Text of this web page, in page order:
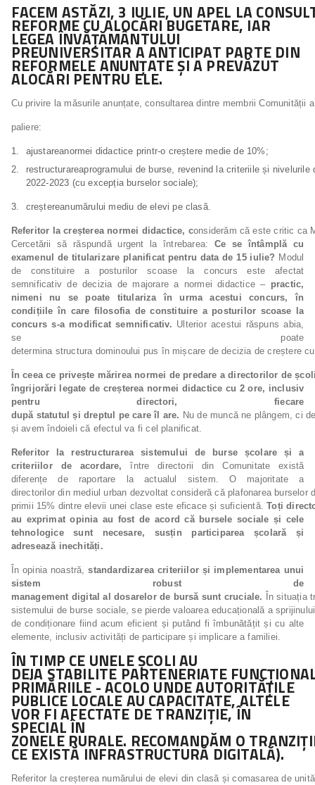
FACEM ASTĂZI, 3 IULIE, UN APEL LA
REFORME CUALOCĂRI BUGETARE, IAR
LEGEAÎNVĂȚĂMÂNTULUI
PREUNIVERSITAR AANTICIPAT PARTE DIN
REFORMELE ANUNȚATE ȘI A PREVĂZUT
ALOCĂRI PENTRU ELE.
Cu privire la măsurile anunțate, consultarea dintre membrii Comunității
paliere:
ajustareanormei didactice printr-o creștere medie de 10%;
restructurareaprogramului de burse, revenind la criteriile și nivelurile
2022-2023 (cu excepția burselor sociale);
creștereanumărului mediu de elevi pe clasă.
Referitor la creșterea normei didactice, considerăm că este critic ca
Cercetării să răspundă urgent la întrebarea: Ce se întâmplă cu
examenul de titularizare planificat pentru data de 15 iulie? Modul
de constituire a posturilor scoase la concurs este afectat
semnificativ de decizia de majorare a normei didactice – practic,
nimeni nu se poate titulariza
în urma acestui concurs,
în
condițiile în care filosofia de constituire a posturilor scoase la
concurs s-a modificat semnificativ. Ulterior acestui răspuns abia,
se poate
determina structura dominoului pus în mișcare de decizia de creștere
În ceea ce privește mărirea normei de predare a directorilor de
îngrijorări legate de creșterea normei didactice cu 2 ore, inclusiv
pentru directori, fiecare
după statutul și dreptul pe care îl are. Nu de muncă ne plângem, ci
și avem îndoieli că efectul va fi cel planificat.
Referitor la restructurarea sistemului de burse școlare și a
criteriilor de acordare,între directorii din Comunitate există
diferențe de raportare la actualul sistem. O majoritate a
directorilor din mediul urban dezvoltat consideră că plafonarea burselor
primii 15% dintre elevii unei clase este eficace și suficientă.Toți
au exprimat opinia au fost de acord că bursele sociale și cele
tehnologice sunt necesare, susțin participarea școlară și
adresează inechități.
În opinia noastră,standardizarea criteriilor și implementarea unui
sistem robust de
management digital al dosarelor de bursă sunt cruciale.
În situația
sistemului de burse sociale, se pierde valoarea educațională a
de condiționare fiind acum eficient și putând fi îmbunătățit și cu alte
elemente, inclusiv activități de participare și implicare a familiei.
ÎN TIMP CE UNELEȘCOLI AU
DEJA STABILITE PARTENERIATE
PRIMĂRIILE -ACOLO UNDE AUTORITĂȚILE
PUBLICE LOCALE AU CAPACITATE, ALTELE
VOR FI AFECTATE DE TRANZIȚIE, ÎN
SPECIAL ÎN
ZONELE RURALE. RECOMANDĂM O
CE EXISTĂ INFRASTRUCTURĂ DIGITALĂ).
Referitor la creșterea numărului de elevi din clasă și comasarea de